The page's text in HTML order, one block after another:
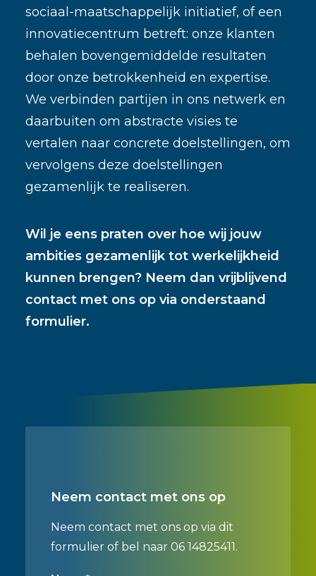
sociaal-maatschappelijk initiatief, of een
innovatiecentrum betreft: onze klanten
behalen bovengemiddelde resultaten
door onze betrokkenheid en expertise.
We verbinden partijen in ons netwerk en
daarbuiten om abstracte visies te
vertalen naar concrete doelstellingen, om
vervolgens deze doelstellingen
gezamenlijk te realiseren.
Wil je eens praten over hoe wij jouw
ambities gezamenlijk tot werkelijkheid
kunnen brengen? Neem dan vrijblijvend
contact met ons op via onderstaand
formulier.
Neem contact met ons op
Neem contact met ons op via dit
formulier of bel naar 06 14825411.